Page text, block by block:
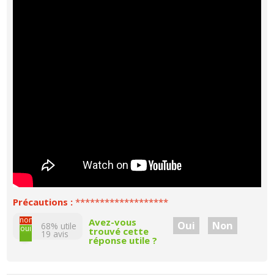
Précautions :*******************
non
oui
68% utile
19 avis
Avez-vous
trouvé cette
réponse utile ?
Oui Non